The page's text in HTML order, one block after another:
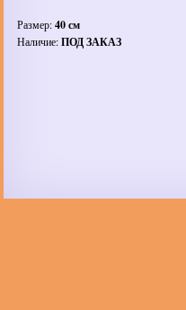
Размер:40 см
Наличие:ПОД ЗАКАЗ